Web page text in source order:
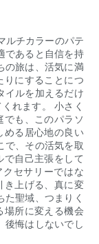
ルチカラーのパテ
であると自信を持
の旅は、活気に満
りにすることにつ
イルを加えるだけ
れます。 小さく
でも、このパラソ
める居心地の良い
で、その活気を取
で自己主張をして
セサリーではな
き上げる、真に変
聖域、つまりく
場所に変える機会
後悔はしないでし